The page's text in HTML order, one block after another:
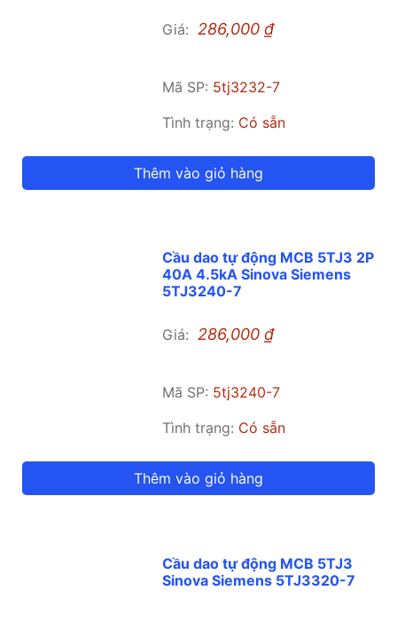
Giá: 286,000₫
Mã SP: 5tj3232-7
Tình trạng: Có sẵn
Thêm vào giỏ hàng
Cầu dao tự động MCB 5TJ3 2P
40A 4.5kA Sinova Siemens
5TJ3240-7
Giá: 286,000₫
Mã SP: 5tj3240-7
Tình trạng: Có sẵn
Thêm vào giỏ hàng
Cầu dao tự động MCB 5TJ3
Sinova Siemens 5TJ3320-7